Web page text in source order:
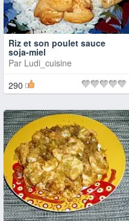
Riz et son poulet sauce
soja-miel
Par Ludi_cuisine
290